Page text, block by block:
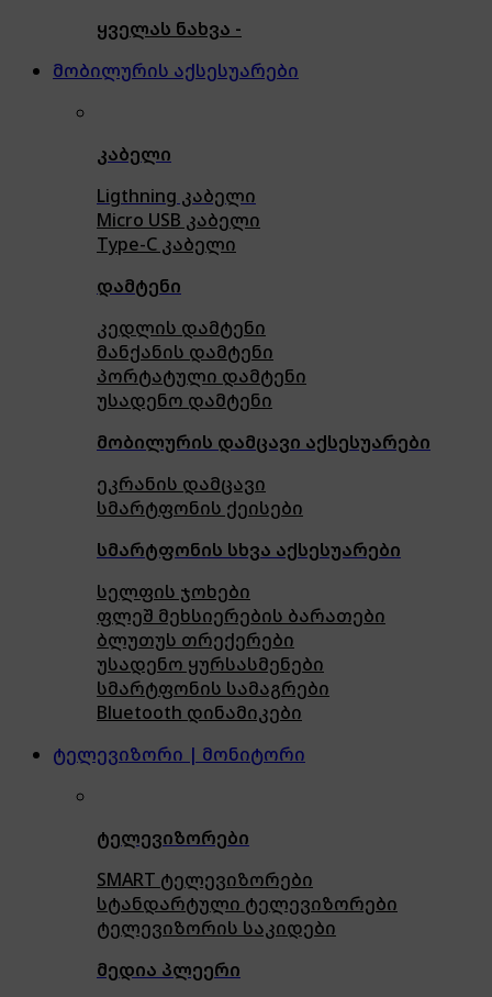
ყველას ნახვა -
მობილურის აქსესუარები
კაბელი
Ligthning კაბელი
Micro USB კაბელი
Type-C კაბელი
დამტენი
კედლის დამტენი
მანქანის დამტენი
პორტატული დამტენი
უსადენო დამტენი
მობილურის დამცავი აქსესუარები
ეკრანის დამცავი
სმარტფონის ქეისები
სმარტფონის სხვა აქსესუარები
სელფის ჯოხები
ფლეშ მეხსიერების ბარათები
ბლუთუს თრექერები
უსადენო ყურსასმენები
სმარტფონის სამაგრები
Bluetooth დინამიკები
ტელევიზორი | მონიტორი
ტელევიზორები
SMART ტელევიზორები
სტანდარტული ტელევიზორები
ტელევიზორის საკიდები
მედია პლეერი